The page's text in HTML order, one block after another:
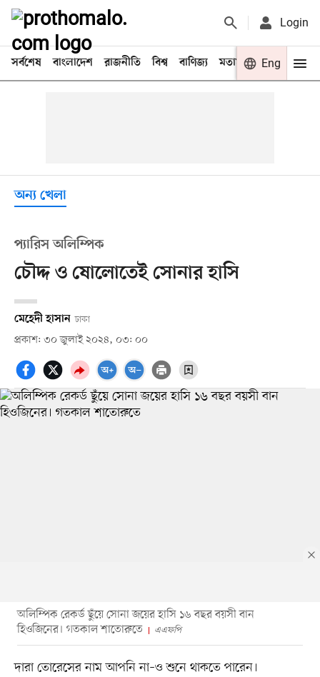
Login
সর্বশেষ বাংলাদেশ রাজনীতি বিশ্ব বাণিজ্য মতামত খেলা
Eng
অন্য খেলা
প্যারিস অলিম্পিক
চৌদ্দ ও ষোলোতেই সোনার হাসি
মেহেদী হাসান ঢাকা
প্রকাশ: ৩০ জুলাই ২০২৪, ০৩: ০০
অলিম্পিক রেকর্ড ছুঁয়ে সোনা জয়ের হাসি ১৬ বছর বয়সী বান
হিওজিনের। গতকাল শাতোরুতে
এএফপি
দারা তোরেসের নাম আপনি না–ও শুনে থাকতে পারেন।